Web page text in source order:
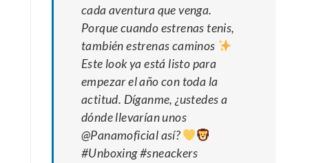
cada aventura que venga.
Porque cuando estrenas tenis,
también estrenas caminos
Este look ya está listo para
empezar el año con toda la
actitud. Díganme, ¿ustedes a
dónde llevarían unos
@Panamoficial así?
#Unboxing#sneackers